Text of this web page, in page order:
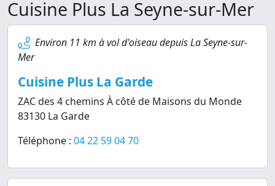
Cuisine Plus La Seyne-sur-Mer
Environ 11 km à vol d'oiseau depuis La Seyne-sur-
Mer
Cuisine Plus La Garde
ZAC des 4 chemins À côté de Maisons du Monde
83130 La Garde
Téléphone : 04 22 59 04 70